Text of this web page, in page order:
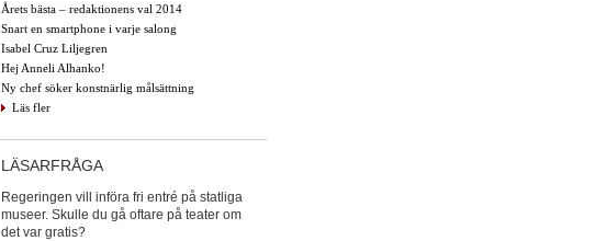
Årets bästa – redaktionens val 2014
Snart en smartphone i varje salong
Isabel Cruz Liljegren
Hej Anneli Alhanko!
Ny chef söker konstnärlig målsättning
Läs fler
LÄSARFRÅGA
Regeringen vill införa fri entré på statliga
museer. Skulle du gå oftare på teater om
det var gratis?